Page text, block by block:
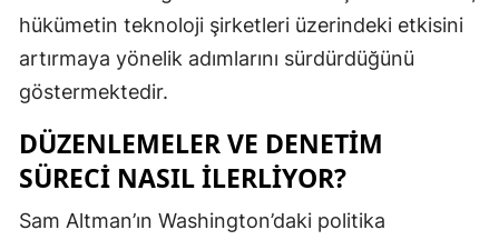
Kırşehir
hükümetin teknoloji şirketleri üzerindeki etkisini
artırmaya yönelik adımlarını sürdürdüğünü
göstermektedir.
DÜZENLEMELER VE DENETIM
SÜRECI NASIL ILERLIYOR?
Sam Altman’ın Washington’daki politika